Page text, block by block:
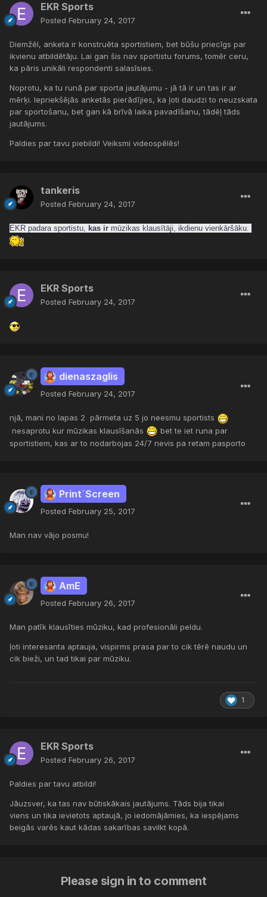
EKR Sports
Posted February 24, 2017
Diemžēl, anketa ir konstruēta sportistiem, bet būšu priecīgs par
ikvienu atbildētāju. Lai gan šis nav sportistu forums, tomēr ceru,
ka pāris unikāli respondenti salasīsies.
Noprotu, ka tu runā par sporta jautājumu - jā tā ir un tas ir ar
mērķi. Iepriekšējās anketās pierādījies, ka ļoti daudzi to neuzskata
par sportošanu, bet gan kā brīvā laika pavadīšanu, tādēļ tāds
jautājums.
Paldies par tavu piebildi! Veiksmi videospēlēs!
tankeris
Posted February 24, 2017
EKR padara sportistu, kas ir mūzikas klausītāji, ikdienu vienkāršāku.
EKR Sports
Posted February 24, 2017
dienaszaglis
Posted February 24, 2017
njā, mani no lapas 2 pārmeta uz 5 jo neesmu sportists
nesaprotu kur mūzikas klausīšanās
bet te iet runa par
sportistiem, kas ar to nodarbojas 24/7 nevis pa retam pasporto
Print`Screen
Posted February 25, 2017
Man nav vājo posmu!
AmE
Posted February 26, 2017
Man patīk klausīties mūziku, kad profesionāli peldu.
ļoti interesanta aptauja, vispirms prasa par to cik tērē naudu un
cik bieži, un tad tikai par mūziku.
1
EKR Sports
Posted February 26, 2017
Paldies par tavu atbildi!
Jāuzsver, ka tas nav būtiskākais jautājums. Tāds bija tikai
viens un tika ievietots aptaujā, jo iedomājāmies, ka iespējams
beigās varēs kaut kādas sakarības savilkt kopā.
Please sign in to comment